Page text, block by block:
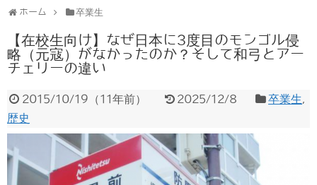
ホーム 卒業生
【在校生向け】なぜ日本に3度目のモンゴル侵
略（元寇）がなかったのか？そして和弓とアー
チェリーの違い
2015/10/19 （11年前） 2025/12/8 卒業生,
歴史